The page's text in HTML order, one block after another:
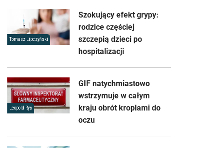
Tomasz Lipczyński
Szokujący efekt grypy:
rodzice częściej
szczepią dzieci po
hospitalizacji
Leopold Ryś
GIF natychmiastowo
wstrzymuje w całym
kraju obrót kroplami do
oczu